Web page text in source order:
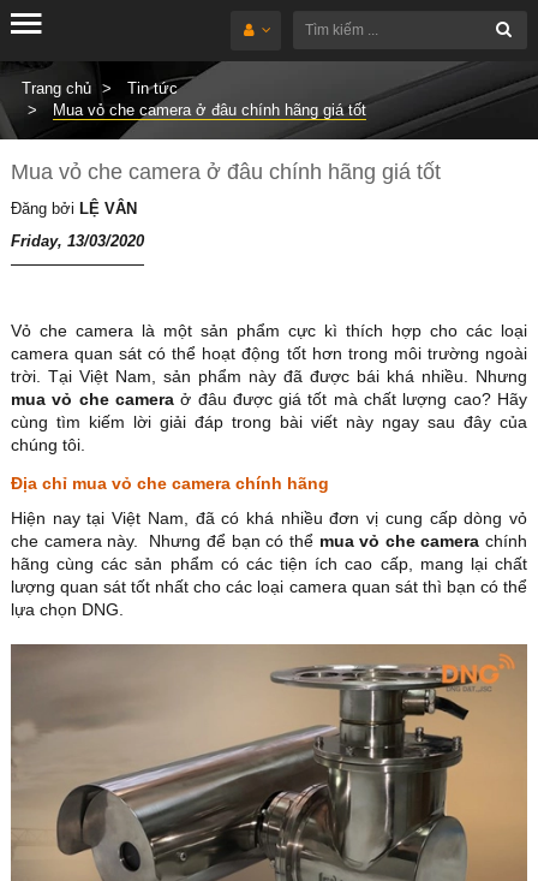
Trang chủ
Tin tức
Mua vỏ che camera ở đâu chính hãng giá tốt
Mua vỏ che camera ở đâu chính hãng giá tốt
Đăng bởi LỆ VÂN
Friday, 13/03/2020
Vỏ che camera là một sản phẩm cực kì thích hợp cho các loại
camera quan sát có thể hoạt động tốt hơn trong môi trường ngoài
trời. Tại Việt Nam, sản phẩm này đã được bái khá nhiều. Nhưng
mua vỏ che cameraở đâu được giá tốt mà chất lượng cao? Hãy
cùng tìm kiếm lời giải đáp trong bài viết này ngay sau đây của
chúng tôi.
Địa chỉ mua vỏ che camera chính hãng
Hiện nay tại Việt Nam, đã có khá nhiều đơn vị cung cấp dòng vỏ
che camera này. Nhưng để bạn có thể mua vỏ che camera chính
hãng cùng các sản phẩm có các tiện ích cao cấp, mang lại chất
lượng quan sát tốt nhất cho các loại camera quan sát thì bạn có thể
lựa chọn DNG.